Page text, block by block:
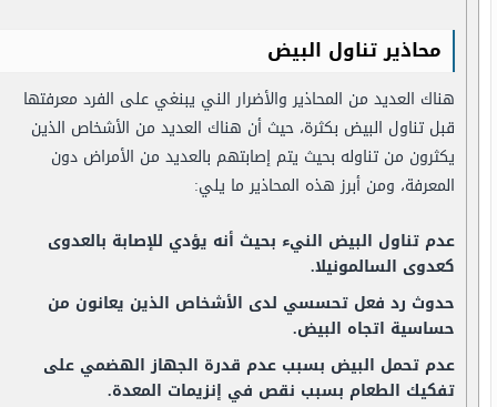
محاذير تناول البيض
هناك العديد من المحاذير والأضرار الني يبنغي على الفرد معرفتها
قبل تناول البيض بكثرة، حيث أن هناك العديد من الأشخاص الذين
يكثرون من تناوله بحيث يتم إصابتهم بالعديد من الأمراض دون
المعرفة، ومن أبرز هذه المحاذير ما يلي:
عدم تناول البيض النيء بحيث أنه يؤدي للإصابة بالعدوى
كعدوى السالمونيلا.
حدوث رد فعل تحسسي لدى الأشخاص الذين يعانون من
حساسية اتجاه البيض.
عدم تحمل البيض بسبب عدم قدرة الجهاز الهضمي على
تفكيك الطعام بسبب نقص في إنزيمات المعدة.